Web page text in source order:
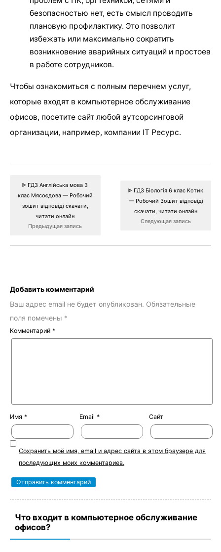
безопасностью нет, есть смысл проводить
плановую профилактику. Это позволит
избежать или максимально сократить
возникновение аварийных ситуаций и простоев
в работе сотрудников.
Чтобы ознакомиться с полным перечнем услуг,
которые входят в компьютерное обслуживание
офисов, посетите сайт любой аутсорсинговой
организации, например, компании IT Ресурс.
ᐈ ГДЗ Англійська мова 3
клас Мясоєдова — Робочий
зошит відповіді скачати,
читати онлайн
Предыдущая запись
ᐈ ГДЗ Біологія 6 клас Котик
— Робочий Зошит відповіді
скачати, читати онлайн
Следующая запись
Добавить комментарий
Ваш адрес email не будет опубликован. Обязательные
поля помечены *
Комментарий *
Имя * Email * Сайт
Сохранить моё имя, email и адрес сайта в этом браузере для
последующих моих комментариев.
Что входит в компьютерное обслуживание
офисов?